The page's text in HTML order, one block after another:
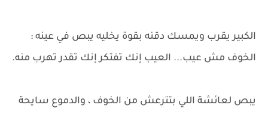
الكبير يقرب ويمسك دقنه بقوة يخليه يبص في عينه :
الخوف مش عيب... العيب إنك تفتكر إنك تقدر تهرب منه.
يبص لعائشة اللي بتترعش من الخوف ، والدموع سايحة